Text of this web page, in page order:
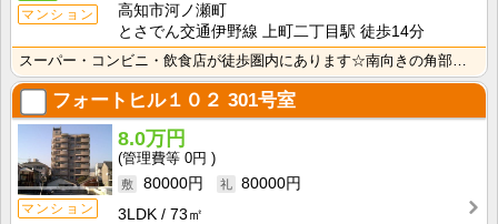
マンション
高知市河ノ瀬町
とさでん交通伊野線 上町二丁目駅 徒歩14分
スーパー・コンビニ・飲食店が徒歩圏内にあります☆南向きの角部屋！静かな住環境で暮らしたい方にオススメ･･･
フォートヒル１０２ 301号室
マンション
8.0万円
0円
80000円
80000円
3LDK
73㎡